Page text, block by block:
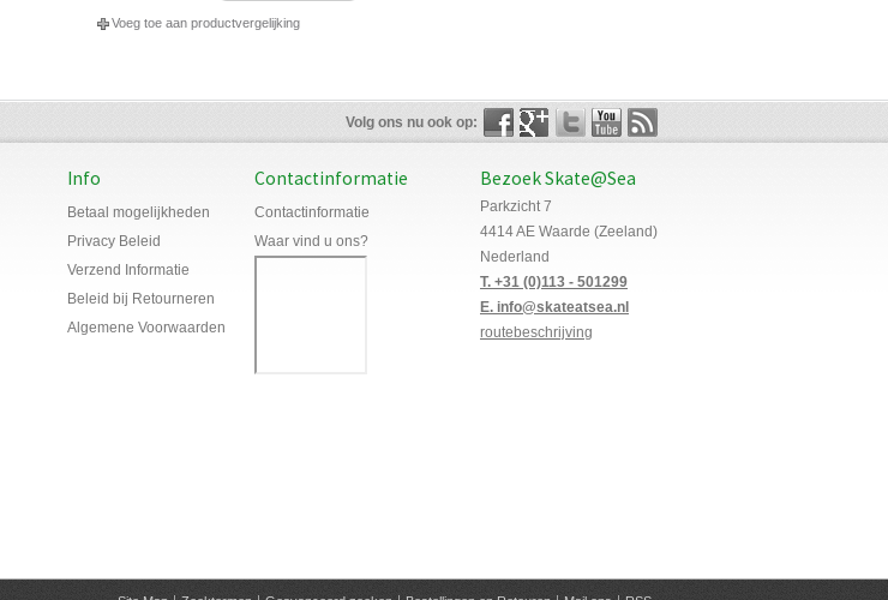
Voeg toe aan productvergelijking
Volg ons nu ook op:
Info
Betaal mogelijkheden
Privacy Beleid
Verzend Informatie
Beleid bij Retourneren
Algemene Voorwaarden
Contactinformatie
Contactinformatie
Waar vind u ons?
Bezoek Skate@Sea
Parkzicht 7
4414 AE Waarde (Zeeland)
Nederland
T. +31 (0)113 - 501299
E. info@skateatsea.nl
routebeschrijving